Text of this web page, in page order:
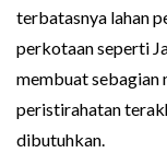
terbatasnya lahan
perkotaan seperti
membuat sebagian
peristirahatan
dibutuhkan.